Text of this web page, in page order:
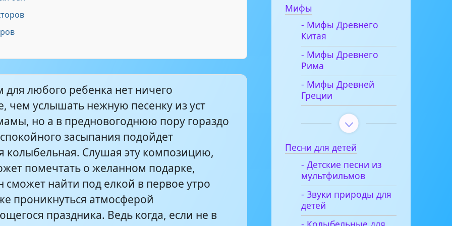
- Новогодняя колыбельная (А.
- Новогодняя колыбельная
детской песни Ладушки - Новогодняя
(муз.- А. Ермолов, сл.- В. Борисов)
3:10
- Зимняя Колыбельная 1:31
для любого ребенка нет ничего
чем услышать нежную песенку из уст
но а в предновогоднюю пору гораздо
засыпания подойдет
колыбельная. Слушая эту композицию,
помечтать о желанном подарке,
сможет найти под елкой в первое утро
проникнуться атмосферой
праздника. Ведь когда, если не в
Мифы
- Мифы Древнего
Китая
- Мифы Древнего
Рима
- Мифы Древней
Греции
Песни для детей
- Детские песни из
мультфильмов
- Звуки природы для
детей